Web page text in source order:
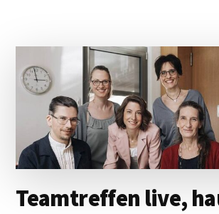
Teamtreffen live,